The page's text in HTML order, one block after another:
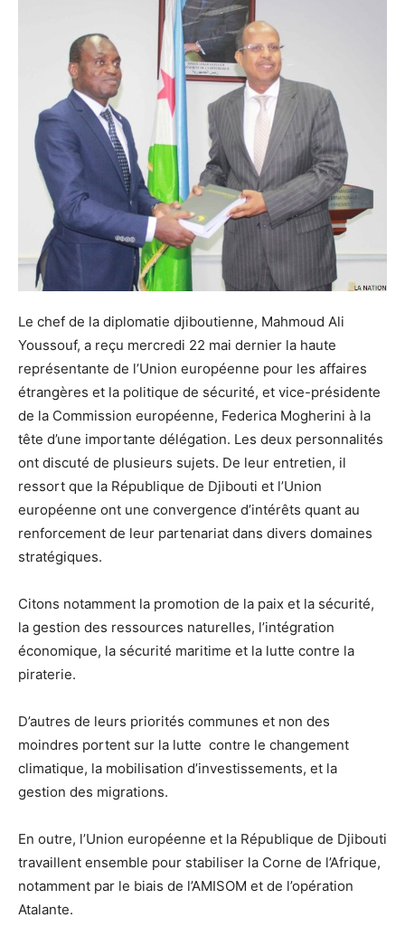
Le chef de la diplomatie djiboutienne, Mahmoud Ali
Youssouf, a reçu mercredi 22 mai dernier la haute
représentante de l’Union européenne pour les affaires
étrangères et la politique de sécurité, et vice-présidente
de la Commission européenne, Federica Mogherini à la
tête d’une importante délégation. Les deux personnalités
ont discuté de plusieurs sujets. De leur entretien, il
ressort que la République de Djibouti et l’Union
européenne ont une convergence d’intérêts quant au
renforcement de leur partenariat dans divers domaines
stratégiques.
Citons notamment la promotion de la paix et la sécurité,
la gestion des ressources naturelles, l’intégration
économique, la sécurité maritime et la lutte contre la
piraterie.
D’autres de leurs priorités communes et non des
moindres portent sur la lutte contre le changement
climatique, la mobilisation d’investissements, et la
gestion des migrations.
En outre, l’Union européenne et la République de Djibouti
travaillent ensemble pour stabiliser la Corne de l’Afrique,
notamment par le biais de l’AMISOM et de l’opération
Atalante.